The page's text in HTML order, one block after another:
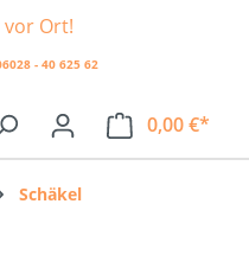
vor Ort!
- 40 625 62
0,00 €*
Schäkel